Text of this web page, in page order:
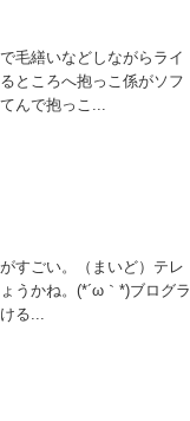
毛繕いなどしながらライ
ところへ抱っこ係がソフ
んで抱っこ...
すごい。（まいど）テレ
うかね。(*´ω｀*)ブログラ
る...